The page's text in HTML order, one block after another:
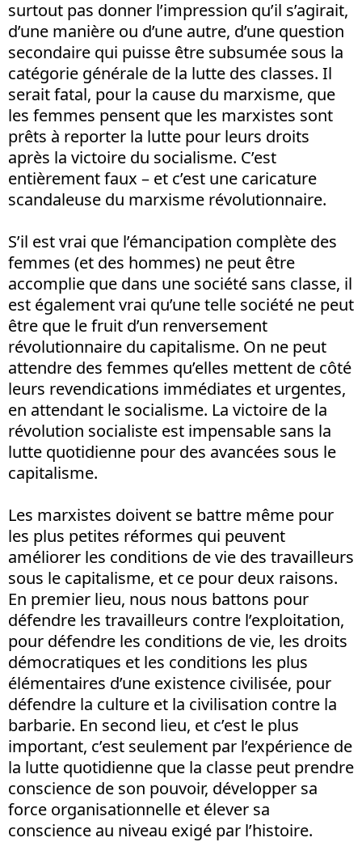
surtout pas donner l’impression qu’il s’agirait,
d’une manière ou d’une autre, d’une question
secondaire qui puisse être subsumée sous la
catégorie générale de la lutte des classes. Il
serait fatal, pour la cause du marxisme, que
les femmes pensent que les marxistes sont
prêts à reporter la lutte pour leurs droits
après la victoire du socialisme. C’est
entièrement faux – et c’est une caricature
scandaleuse du marxisme révolutionnaire.
S’il est vrai que l’émancipation complète des
femmes (et des hommes) ne peut être
accomplie que dans une société sans classe, il
est également vrai qu’une telle société ne peut
être que le fruit d’un renversement
révolutionnaire du capitalisme. On ne peut
attendre des femmes qu’elles mettent de côté
leurs revendications immédiates et urgentes,
en attendant le socialisme. La victoire de la
révolution socialiste est impensable sans la
lutte quotidienne pour des avancées sous le
capitalisme.
Les marxistes doivent se battre même pour
les plus petites réformes qui peuvent
améliorer les conditions de vie des travailleurs
sous le capitalisme, et ce pour deux raisons.
En premier lieu, nous nous battons pour
défendre les travailleurs contre l’exploitation,
pour défendre les conditions de vie, les droits
démocratiques et les conditions les plus
élémentaires d’une existence civilisée, pour
défendre la culture et la civilisation contre la
barbarie. En second lieu, et c’est le plus
important, c’est seulement par l’expérience de
la lutte quotidienne que la classe peut prendre
conscience de son pouvoir, développer sa
force organisationnelle et élever sa
conscience au niveau exigé par l’histoire.